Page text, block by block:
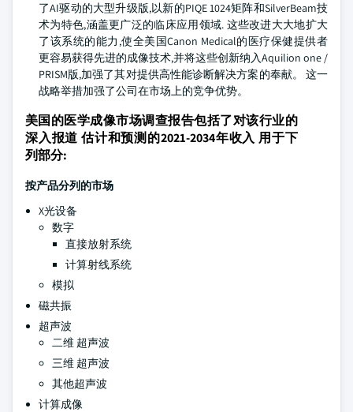
了AI驱动的大型升级版,以新的PIQE 1024矩阵和SilverBeam技
术为特色,涵盖更广泛的临床应用领域. 这些改进大大地扩大
了该系统的能力,使全美国Canon Medical的医疗保健提供者
更容易获得先进的成像技术,并将这些创新纳入Aquilion one /
PRISM版,加强了其对提供高性能诊断解决方案的奉献。 这一
战略举措加强了公司在市场上的竞争优势。
美国的医学成像市场调查报告包括了对该行业的
深入报道 估计和预测的2021-2034年收入 用于下
列部分:
按产品分列的市场
X光设备
数字
直接放射系统
计算射线系统
模拟
磁共振
超声波
二维 超声波
三维 超声波
其他超声波
计算成像